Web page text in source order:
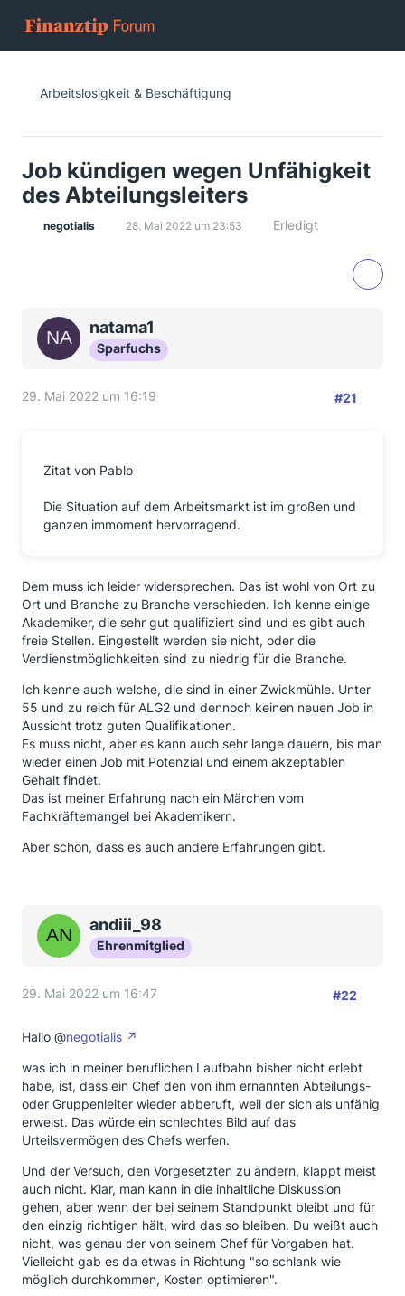
Arbeitslosigkeit & Beschäftigung
Job kündigen wegen Unfähigkeit
des Abteilungsleiters
negotialis 28. Mai 2022 um 23:53 Erledigt
natama1
Sparfuchs
29. Mai 2022 um 16:19 #21
Zitat von Pablo
Die Situation auf dem Arbeitsmarkt ist im großen und
ganzen immoment hervorragend.
Dem muss ich leider widersprechen. Das ist wohl von Ort zu
Ort und Branche zu Branche verschieden. Ich kenne einige
Akademiker, die sehr gut qualifiziert sind und es gibt auch
freie Stellen. Eingestellt werden sie nicht, oder die
Verdienstmöglichkeiten sind zu niedrig für die Branche.
Ich kenne auch welche, die sind in einer Zwickmühle. Unter
55 und zu reich für ALG2 und dennoch keinen neuen Job in
Aussicht trotz guten Qualifikationen.
Es muss nicht, aber es kann auch sehr lange dauern, bis man
wieder einen Job mit Potenzial und einem akzeptablen
Gehalt findet.
Das ist meiner Erfahrung nach ein Märchen vom
Fachkräftemangel bei Akademikern.
Aber schön, dass es auch andere Erfahrungen gibt.
andiii_98
Ehrenmitglied
29. Mai 2022 um 16:47 #22
Hallo @negotialis
was ich in meiner beruflichen Laufbahn bisher nicht erlebt
habe, ist, dass ein Chef den von ihm ernannten Abteilungs-
oder Gruppenleiter wieder abberuft, weil der sich als unfähig
erweist. Das würde ein schlechtes Bild auf das
Urteilsvermögen des Chefs werfen.
Und der Versuch, den Vorgesetzten zu ändern, klappt meist
auch nicht. Klar, man kann in die inhaltliche Diskussion
gehen, aber wenn der bei seinem Standpunkt bleibt und für
den einzig richtigen hält, wird das so bleiben. Du weißt auch
nicht, was genau der von seinem Chef für Vorgaben hat.
Vielleicht gab es da etwas in Richtung "so schlank wie
möglich durchkommen, Kosten optimieren".